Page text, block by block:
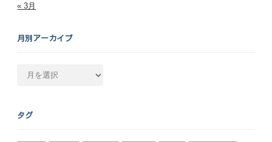
« 3月
月別アーカイブ
カ
タグ